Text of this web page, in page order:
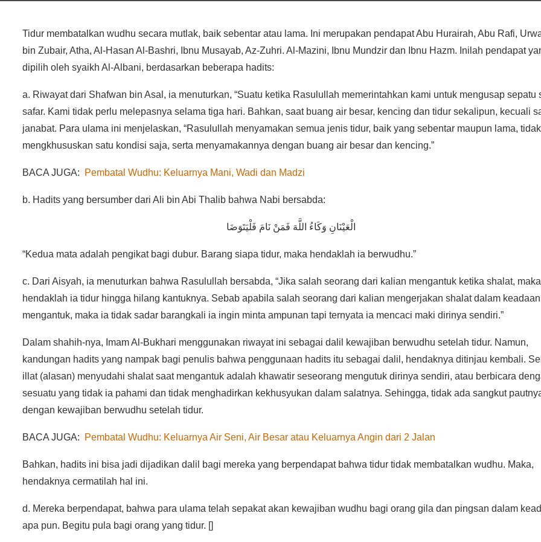
Tidur membatalkan wudhu secara mutlak, baik sebentar atau lama. Ini merupakan pendapat Abu Hurairah, Abu Rafi,
bin Zubair, Atha, Al-Hasan Al-Bashri, Ibnu Musayab, Az-Zuhri. Al-Mazini, Ibnu Mundzir dan Ibnu Hazm. Inilah pendapat
dipilih oleh syaikh Al-Albani, berdasarkan beberapa hadits:
a. Riwayat dari Shafwan bin Asal, ia menuturkan, “Suatu ketika Rasulullah memerintahkan kami untuk mengusap sepatu
safar. Kami tidak perlu melepasnya selama tiga hari. Bahkan, saat buang air besar, kencing dan tidur sekalipun, kecuali
janabat. Para ulama ini menjelaskan, “Rasulullah menyamakan semua jenis tidur, baik yang sebentar maupun lama, tidak
mengkhususkan satu kondisi saja, serta menyamakannya dengan buang air besar dan kencing.”
BACA JUGA: Pembatal Wudhu: Keluarnya Mani, Wadi dan Madzi
b. Hadits yang bersumber dari Ali bin Abi Thalib bahwa Nabi bersabda:
الْعَيْنَانِ وَكَاءُ اللَّهَ فَمَنْ نَامَ فَلْيَتَوَضَا
“Kedua mata adalah pengikat bagi dubur. Barang siapa tidur, maka hendaklah ia berwudhu.”
c. Dari Aisyah, ia menuturkan bahwa Rasulullah bersabda, “Jika salah seorang dari kalian mengantuk ketika shalat, maka
hendaklah ia tidur hingga hilang kantuknya. Sebab apabila salah seorang dari kalian mengerjakan shalat dalam keadaan
mengantuk, maka ia tidak sadar barangkali ia ingin minta ampunan tapi ternyata ia mencaci maki dirinya sendiri.”
Dalam shahih-nya, Imam Al-Bukhari menggunakan riwayat ini sebagai dalil kewajiban berwudhu setelah tidur. Namun,
kandungan hadits yang nampak bagi penulis bahwa penggunaan hadits itu sebagai dalil, hendaknya ditinjau kembali.
illat (alasan) menyudahi shalat saat mengantuk adalah khawatir seseorang mengutuk dirinya sendiri, atau berbicara
sesuatu yang tidak ia pahami dan tidak menghadirkan kekhusyukan dalam salatnya. Sehingga, tidak ada sangkut
dengan kewajiban berwudhu setelah tidur.
BACA JUGA: Pembatal Wudhu: Keluarnya Air Seni, Air Besar atau Keluarnya Angin dari 2 Jalan
Bahkan, hadits ini bisa jadi dijadikan dalil bagi mereka yang berpendapat bahwa tidur tidak membatalkan wudhu. Maka,
hendaknya cermatilah hal ini.
d. Mereka berpendapat, bahwa para ulama telah sepakat akan kewajiban wudhu bagi orang gila dan pingsan dalam
apa pun. Begitu pula bagi orang yang tidur. []